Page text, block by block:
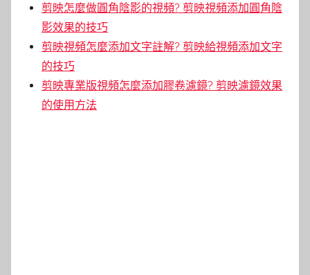
剪映怎麼做圓角陰影的視頻? 剪映視頻添加圓角陰
影效果的技巧
剪映視頻怎麼添加文字註解? 剪映給視頻添加文字
的技巧
剪映專業版視頻怎麼添加膠卷濾鏡? 剪映濾鏡效果
的使用方法